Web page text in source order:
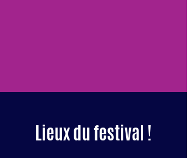
Lieux du festival !